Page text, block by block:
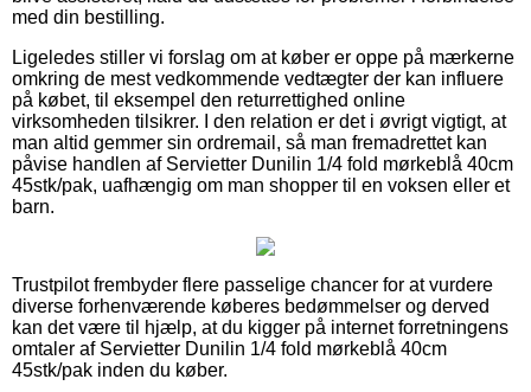
med din bestilling.
Ligeledes stiller vi forslag om at køber er oppe på mærkerne
omkring de mest vedkommende vedtægter der kan influere
på købet, til eksempel den returrettighed online
virksomheden tilsikrer. I den relation er det i øvrigt vigtigt, at
man altid gemmer sin ordremail, så man fremadrettet kan
påvise handlen af Servietter Dunilin 1/4 fold mørkeblå 40cm
45stk/pak, uafhængig om man shopper til en voksen eller et
barn.
Trustpilot frembyder flere passelige chancer for at vurdere
diverse forhenværende køberes bedømmelser og derved
kan det være til hjælp, at du kigger på internet forretningens
omtaler af Servietter Dunilin 1/4 fold mørkeblå 40cm
45stk/pak inden du køber.